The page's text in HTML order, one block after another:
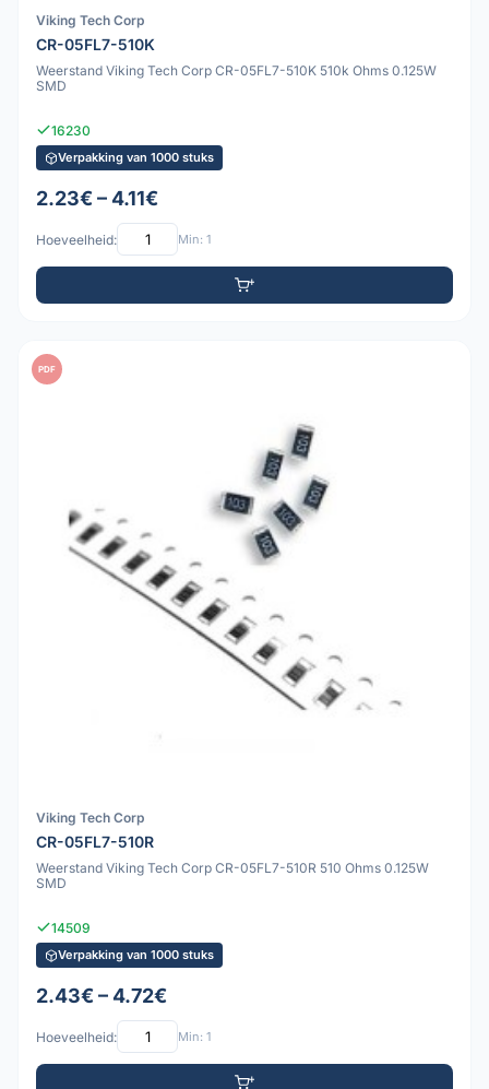
Viking Tech Corp
CR-05FL7-510K
Weerstand Viking Tech Corp CR-05FL7-510K 510k Ohms 0.125W
SMD
16230
Verpakking van 1000 stuks
2.23€ – 4.11€
Hoeveelheid: Min: 1
PDF
Viking Tech Corp
CR-05FL7-510R
Weerstand Viking Tech Corp CR-05FL7-510R 510 Ohms 0.125W
SMD
14509
Verpakking van 1000 stuks
2.43€ – 4.72€
Hoeveelheid: Min: 1